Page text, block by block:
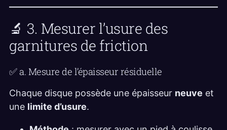
🔬 3. Mesurer l’usure des
garnitures de friction
✅ a. Mesure de l’épaisseur résiduelle
Chaque disque possède une épaisseur neuve et
une limite d’usure.